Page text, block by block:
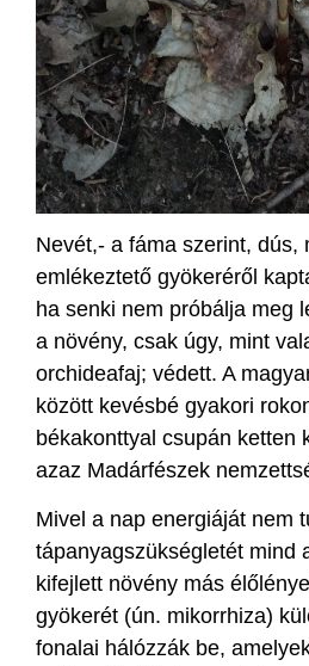
Nevét,- a fáma szerint, dús,
emlékeztető gyökeréről
ha senki nem próbálja meg
a növény, csak úgy, mint
orchideafaj; védett. A
között kevésbé gyakori
békakonttyal csupán ketten
azaz Madárfészek
Mivel a nap energiáját nem
tápanyagszükségletét mind
kifejlett növény más
gyökerét (ún. mikorrhiza)
fonalai hálózzák be,